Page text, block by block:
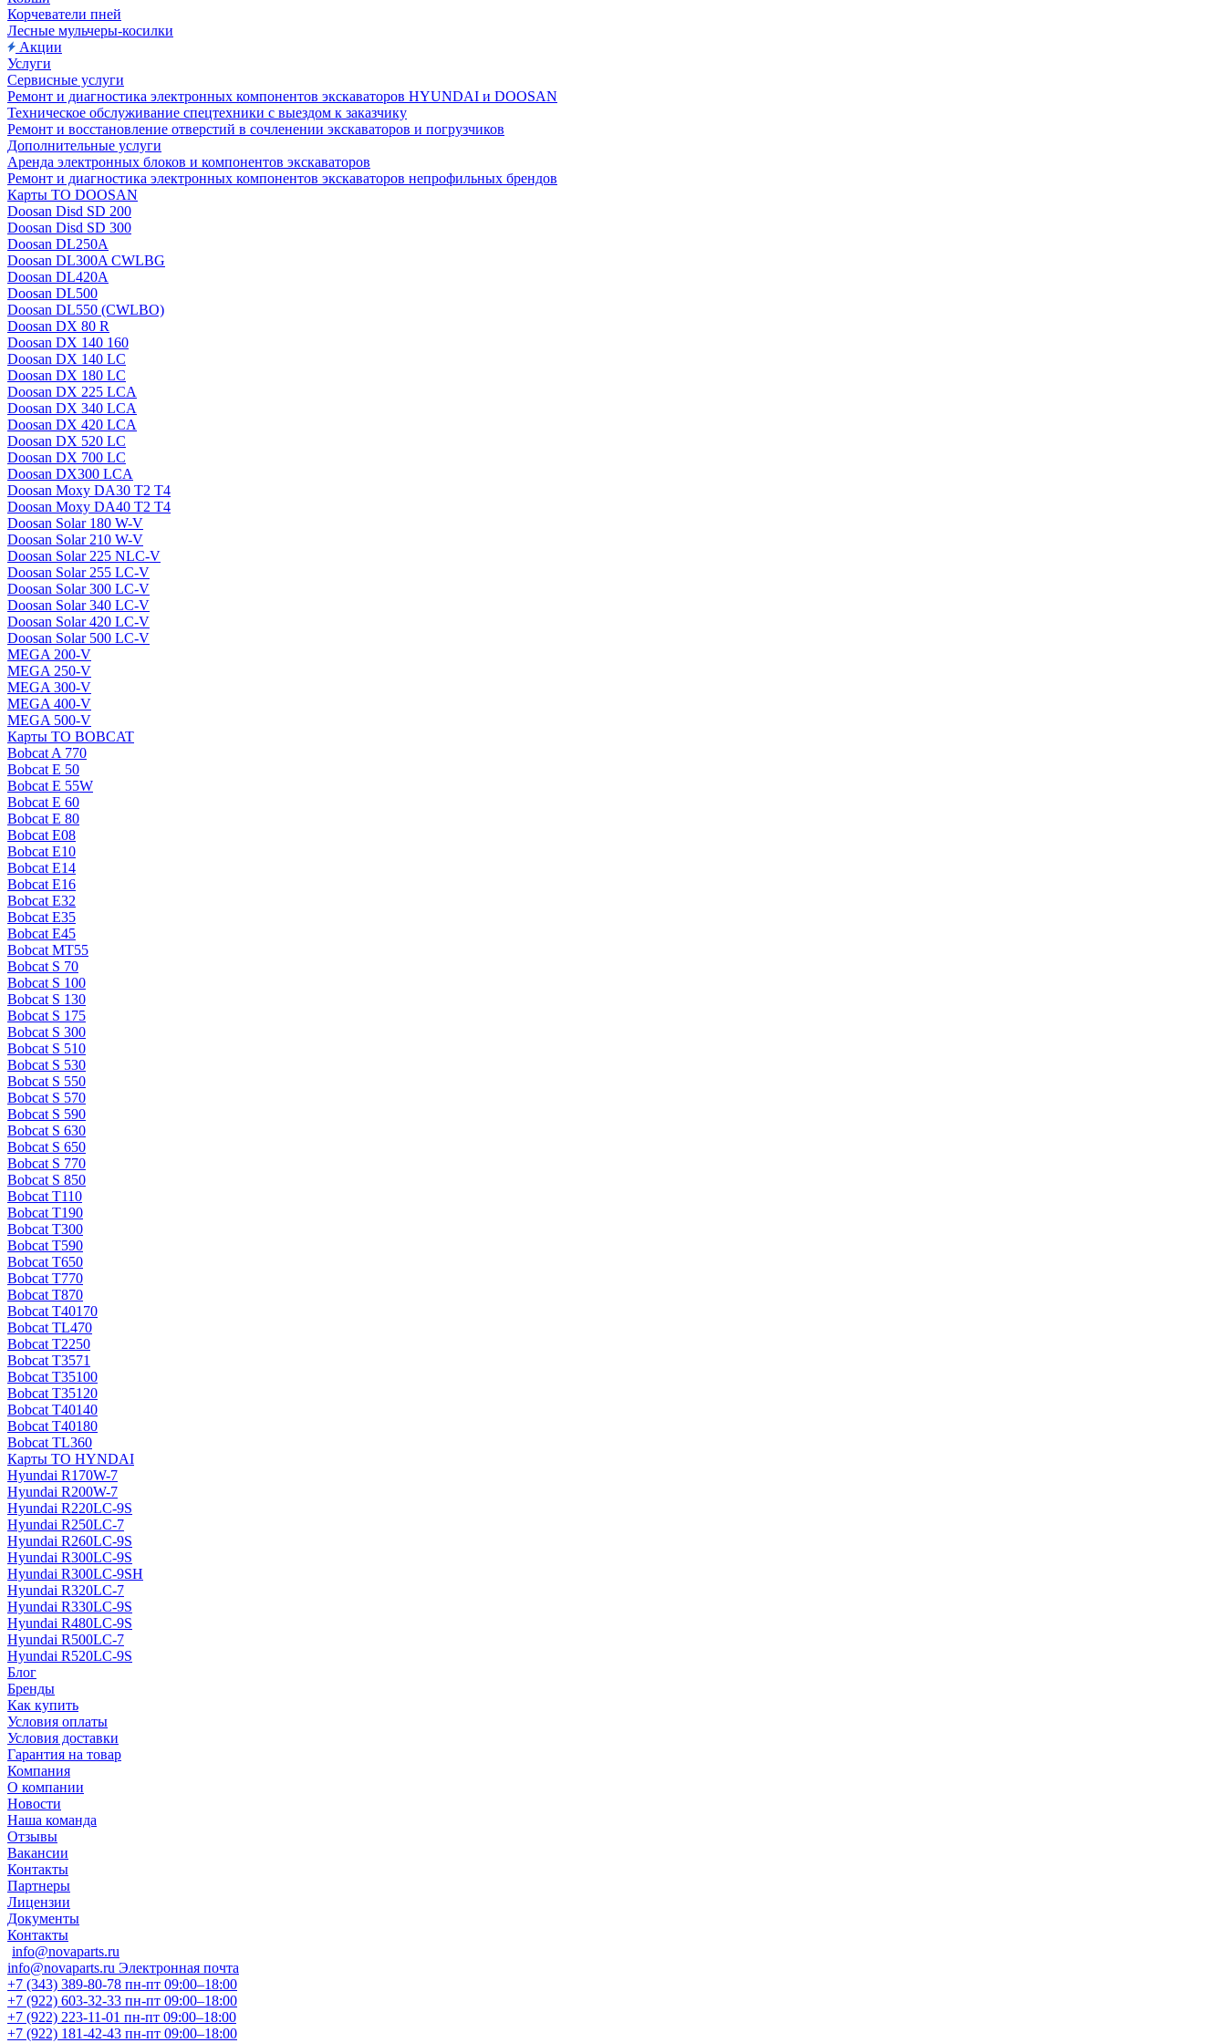
Корчеватели пней
Лесные мульчеры-косилки
Акции
Услуги
Сервисные услуги
Ремонт и диагностика электронных компонентов экскаваторов HYUNDAI и DOOSAN
Техническое обслуживание спецтехники с выездом к заказчику
Ремонт и восстановление отверстий в сочленении экскаваторов и погрузчиков
Дополнительные услуги
Аренда электронных блоков и компонентов экскаваторов
Ремонт и диагностика электронных компонентов экскаваторов непрофильных брендов
Карты ТО DOOSAN
Doosan Disd SD 200
Doosan Disd SD 300
Doosan DL250A
Doosan DL300A CWLBG
Doosan DL420A
Doosan DL500
Doosan DL550 (CWLBO)
Doosan DX 80 R
Doosan DX 140 160
Doosan DX 140 LC
Doosan DX 180 LC
Doosan DX 225 LCA
Doosan DX 340 LCA
Doosan DX 420 LCA
Doosan DX 520 LC
Doosan DX 700 LC
Doosan DX300 LCA
Doosan Moxy DA30 T2 T4
Doosan Moxy DA40 T2 T4
Doosan Solar 180 W-V
Doosan Solar 210 W-V
Doosan Solar 225 NLC-V
Doosan Solar 255 LC-V
Doosan Solar 300 LC-V
Doosan Solar 340 LC-V
Doosan Solar 420 LC-V
Doosan Solar 500 LC-V
MEGA 200-V
MEGA 250-V
MEGA 300-V
MEGA 400-V
MEGA 500-V
Карты ТО BOBCAT
Bobcat A 770
Bobcat E 50
Bobcat E 55W
Bobcat E 60
Bobcat E 80
Bobcat E08
Bobcat E10
Bobcat E14
Bobcat E16
Bobcat E32
Bobcat E35
Bobcat E45
Bobcat MT55
Bobcat S 70
Bobcat S 100
Bobcat S 130
Bobcat S 175
Bobcat S 300
Bobcat S 510
Bobcat S 530
Bobcat S 550
Bobcat S 570
Bobcat S 590
Bobcat S 630
Bobcat S 650
Bobcat S 770
Bobcat S 850
Bobcat T110
Bobcat T190
Bobcat T300
Bobcat T590
Bobcat T650
Bobcat T770
Bobcat T870
Bobcat T40170
Bobcat TL470
Bobcat Т2250
Bobcat Т3571
Bobcat Т35100
Bobcat Т35120
Bobcat Т40140
Bobcat Т40180
Bobcat ТL360
Карты ТО HYNDAI
Hyundai R170W-7
Hyundai R200W-7
Hyundai R220LC-9S
Hyundai R250LC-7
Hyundai R260LC-9S
Hyundai R300LC-9S
Hyundai R300LC-9SH
Hyundai R320LC-7
Hyundai R330LC-9S
Hyundai R480LC-9S
Hyundai R500LC-7
Hyundai R520LC-9S
Блог
Бренды
Как купить
Условия оплаты
Условия доставки
Гарантия на товар
Компания
О компании
Новости
Наша команда
Отзывы
Вакансии
Контакты
Партнеры
Лицензии
Документы
Контакты
info@novaparts.ru
info@novaparts.ru Электронная почта
+7 (343) 389-80-78 пн-пт 09:00–18:00
+7 (922) 603-32-33 пн-пт 09:00–18:00
+7 (922) 223-11-01 пн-пт 09:00–18:00
+7 (922) 181-42-43 пн-пт 09:00–18:00